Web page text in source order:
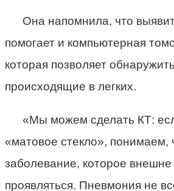
Она напомнила, что
помогает и компьютерная
которая позволяет
происходящие в легких.
«Мы можем сделать КТ:
«матовое стекло», понимаем,
заболевание, которое
проявляться. Пневмония не